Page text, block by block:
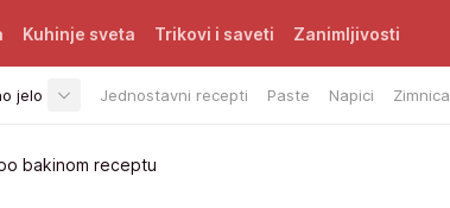
jelo Jednostavni recepti Paste Napici Zimnica
Kuhinje sveta Trikovi i saveti Zanimljivosti
bakinom receptu